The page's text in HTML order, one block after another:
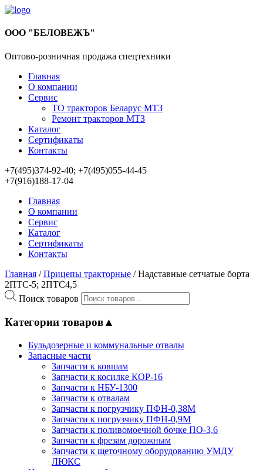
ООО "БЕЛОВЕЖЪ"
Оптово-розничная продажа спецтехники
Главная
О компании
Сервис
ТО тракторов Беларус МТЗ
Ремонт тракторов МТЗ
Каталог
Сертификаты
Контакты
+7(495)374-92-40; +7(495)055-44-45
+7(916)188-17-04
Главная
О компании
Сервис
Каталог
Сертификаты
Контакты
Главная /Прицепы тракторные / Надставные сетчатые борта
2ПТС-5; 2ПТС4,5
Поиск товаров
Категории товаров▲
Бульдозерные и коммунальные отвалы
Запасные части
Запчасти к ковшам
Запчасти к косилке КОР-16
Запчасти к НБУ-1300
Запчасти к отвалам
Запчасти к погрузчику ПФН-0,38М
Запчасти к погрузчику ПФН-0,9М
Запчасти к поливомоечной бочке ПО-3,6
Запчасти к фрезам дорожным
Запчасти к щеточному оборудованию УМДУ
ЛЮКС